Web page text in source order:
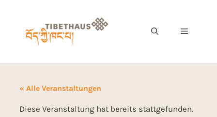
« Alle Veranstaltungen
Diese Veranstaltung hat bereits stattgefunden.